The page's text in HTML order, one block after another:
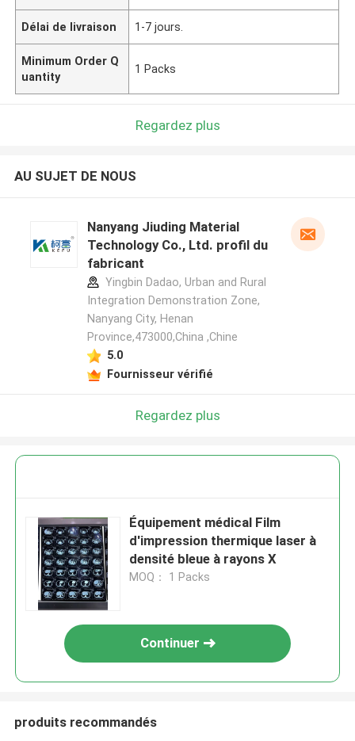
Délai de livraison 1-7 jours.
Minimum Order Q
uantity
1 Packs
Regardez plus
AU SUJET DE NOUS
Nanyang Jiuding Material
Technology Co., Ltd. profil du
fabricant
Yingbin Dadao, Urban and Rural
Integration Demonstration Zone,
Nanyang City, Henan
Province,473000,China ,Chine
5.0
Fournisseur vérifié
Regardez plus
Équipement médical Film
d'impression thermique laser à
densité bleue à rayons X
MOQ： 1 Packs
Continuer
produits recommandés